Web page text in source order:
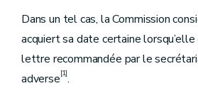
Dans un tel cas, la Commission
acquiert sa date certaine
lettre recommandée par le
adverse[1].